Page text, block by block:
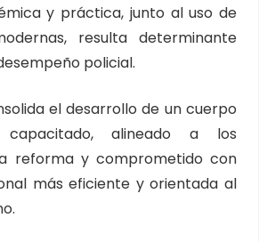
y práctica, junto al uso de
resulta determinante
policial.
el desarrollo de un cuerpo
alineado a los
reforma y comprometido con
más eficiente y orientada al